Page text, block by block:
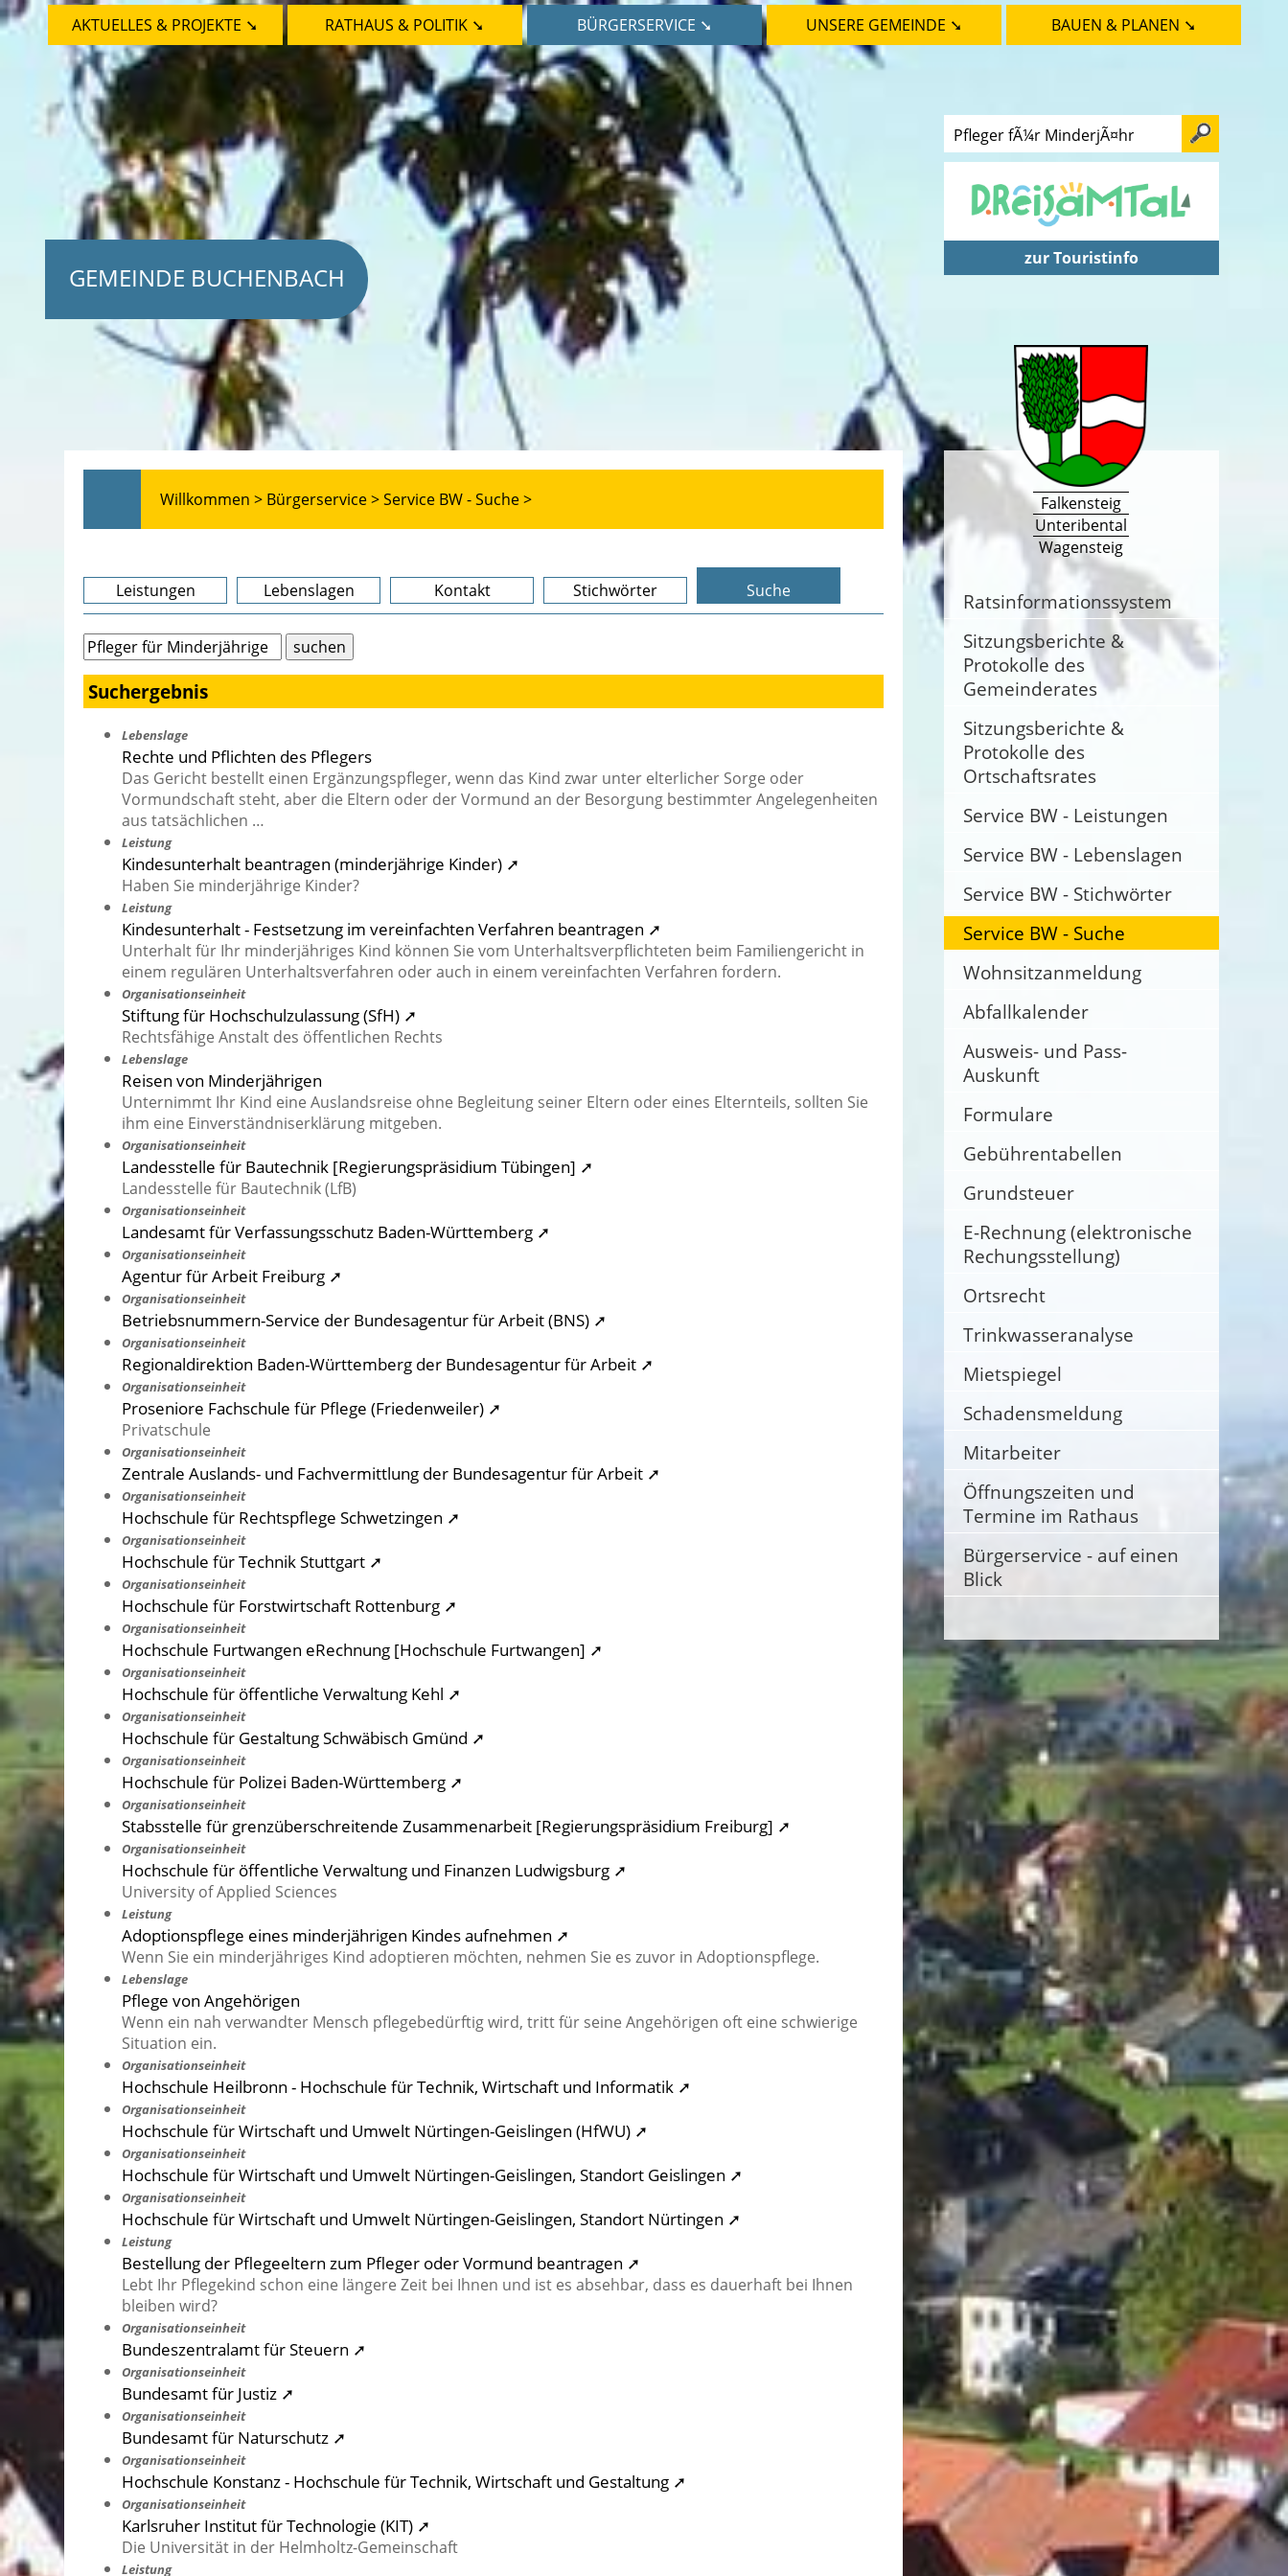
GEMEINDE BUCHENBACH
AKTUELLES & PROJEKTE ➘ RATHAUS & POLITIK ➘ BÜRGERSERVICE ➘ UNSERE GEMEINDE ➘ BAUEN & PLANEN ➘
zur Touristinfo
Willkommen > Bürgerservice >Service BW - Suche >
Leistungen Lebenslagen Kontakt Stichwörter Suche
Suchergebnis
Lebenslage
Rechte und Pflichten des Pflegers
Das Gericht bestellt einen Ergänzungspfleger, wenn das Kind zwar unter elterlicher Sorge oder
Vormundschaft steht, aber die Eltern oder der Vormund an der Besorgung bestimmter Angelegenheiten
aus tatsächlichen …
Leistung
Kindesunterhalt beantragen (minderjährige Kinder) ➚
Haben Sie minderjährige Kinder?
Leistung
Kindesunterhalt - Festsetzung im vereinfachten Verfahren beantragen ➚
Unterhalt für Ihr minderjähriges Kind können Sie vom Unterhaltsverpflichteten beim Familiengericht in
einem regulären Unterhaltsverfahren oder auch in einem vereinfachten Verfahren fordern.
Organisationseinheit
Stiftung für Hochschulzulassung (SfH) ➚
Rechtsfähige Anstalt des öffentlichen Rechts
Lebenslage
Reisen von Minderjährigen
Unternimmt Ihr Kind eine Auslandsreise ohne Begleitung seiner Eltern oder eines Elternteils, sollten Sie
ihm eine Einverständniserklärung mitgeben.
Organisationseinheit
Landesstelle für Bautechnik [Regierungspräsidium Tübingen] ➚
Landesstelle für Bautechnik (LfB)
Organisationseinheit
Landesamt für Verfassungsschutz Baden-Württemberg ➚
Organisationseinheit
Agentur für Arbeit Freiburg ➚
Organisationseinheit
Betriebsnummern-Service der Bundesagentur für Arbeit (BNS) ➚
Organisationseinheit
Regionaldirektion Baden-Württemberg der Bundesagentur für Arbeit ➚
Organisationseinheit
Proseniore Fachschule für Pflege (Friedenweiler) ➚
Privatschule
Organisationseinheit
Zentrale Auslands- und Fachvermittlung der Bundesagentur für Arbeit ➚
Organisationseinheit
Hochschule für Rechtspflege Schwetzingen ➚
Organisationseinheit
Hochschule für Technik Stuttgart ➚
Organisationseinheit
Hochschule für Forstwirtschaft Rottenburg ➚
Organisationseinheit
Hochschule Furtwangen eRechnung [Hochschule Furtwangen] ➚
Organisationseinheit
Hochschule für öffentliche Verwaltung Kehl ➚
Organisationseinheit
Hochschule für Gestaltung Schwäbisch Gmünd ➚
Organisationseinheit
Hochschule für Polizei Baden-Württemberg ➚
Organisationseinheit
Stabsstelle für grenzüberschreitende Zusammenarbeit [Regierungspräsidium Freiburg] ➚
Organisationseinheit
Hochschule für öffentliche Verwaltung und Finanzen Ludwigsburg ➚
University of Applied Sciences
Leistung
Adoptionspflege eines minderjährigen Kindes aufnehmen ➚
Wenn Sie ein minderjähriges Kind adoptieren möchten, nehmen Sie es zuvor in Adoptionspflege.
Lebenslage
Pflege von Angehörigen
Wenn ein nah verwandter Mensch pflegebedürftig wird, tritt für seine Angehörigen oft eine schwierige
Situation ein.
Organisationseinheit
Hochschule Heilbronn - Hochschule für Technik, Wirtschaft und Informatik ➚
Organisationseinheit
Hochschule für Wirtschaft und Umwelt Nürtingen-Geislingen (HfWU) ➚
Organisationseinheit
Hochschule für Wirtschaft und Umwelt Nürtingen-Geislingen, Standort Geislingen ➚
Organisationseinheit
Hochschule für Wirtschaft und Umwelt Nürtingen-Geislingen, Standort Nürtingen ➚
Leistung
Bestellung der Pflegeeltern zum Pfleger oder Vormund beantragen ➚
Lebt Ihr Pflegekind schon eine längere Zeit bei Ihnen und ist es absehbar, dass es dauerhaft bei Ihnen
bleiben wird?
Organisationseinheit
Bundeszentralamt für Steuern ➚
Organisationseinheit
Bundesamt für Justiz ➚
Organisationseinheit
Bundesamt für Naturschutz ➚
Organisationseinheit
Hochschule Konstanz - Hochschule für Technik, Wirtschaft und Gestaltung ➚
Organisationseinheit
Karlsruher Institut für Technologie (KIT) ➚
Die Universität in der Helmholtz-Gemeinschaft
Leistung
Falkensteig
Unteribental
Wagensteig
Ratsinformationssystem
Sitzungsberichte &
Protokolle des
Gemeinderates
Sitzungsberichte &
Protokolle des
Ortschaftsrates
Service BW - Leistungen
Service BW - Lebenslagen
Service BW - Stichwörter
Service BW - Suche
Wohnsitzanmeldung
Abfallkalender
Ausweis- und Pass-
Auskunft
Formulare
Gebührentabellen
Grundsteuer
E-Rechnung (elektronische
Rechungsstellung)
Ortsrecht
Trinkwasseranalyse
Mietspiegel
Schadensmeldung
Mitarbeiter
Öffnungszeiten und
Termine im Rathaus
Bürgerservice - auf einen
Blick